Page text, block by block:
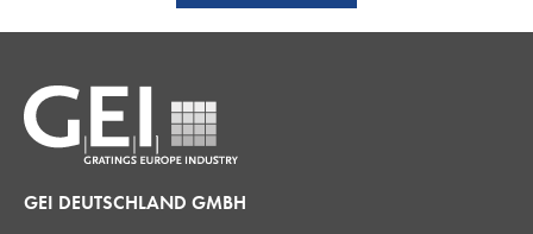
GEI DEUTSCHLAND GMBH